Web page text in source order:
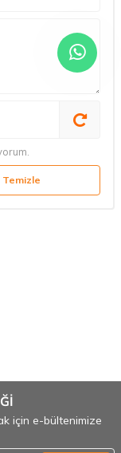
Temizle
için e-bültenimize